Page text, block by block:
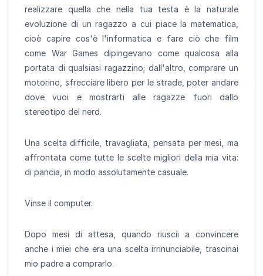
realizzare quella che nella tua testa è la naturale
evoluzione di un ragazzo a cui piace la matematica,
cioè capire cos'è l'informatica e fare ciò che film
come War Games dipingevano come qualcosa alla
portata di qualsiasi ragazzino; dall'altro, comprare un
motorino, sfrecciare libero per le strade, poter andare
dove vuoi e mostrarti alle ragazze fuori dallo
stereotipo del nerd.
Una scelta difficile, travagliata, pensata per mesi, ma
affrontata come tutte le scelte migliori della mia vita:
di pancia, in modo assolutamente casuale.
Vinse il computer.
Dopo mesi di attesa, quando riuscii a convincere
anche i miei che era una scelta irrinunciabile, trascinai
mio padre a comprarlo.